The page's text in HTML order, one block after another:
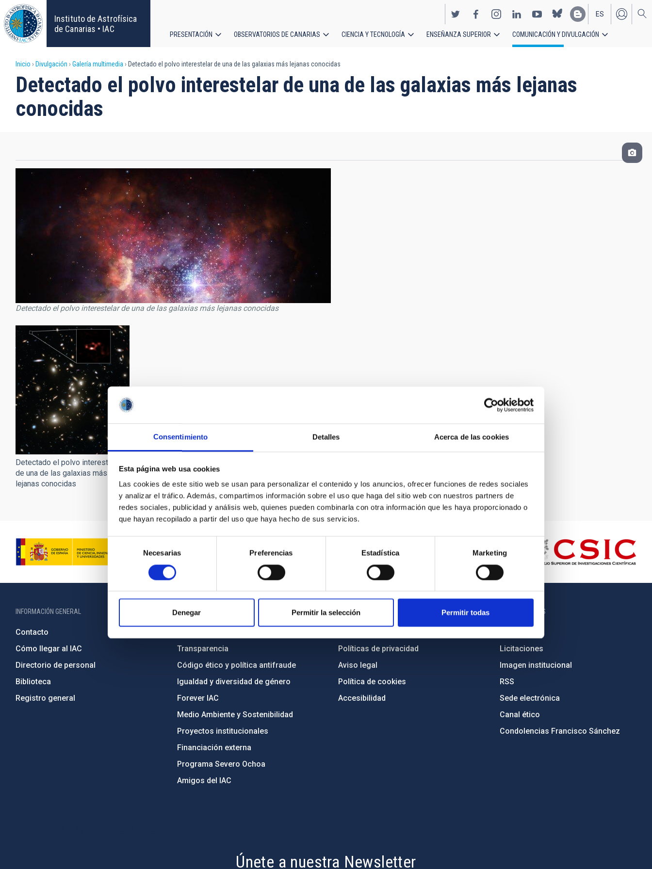
Consentimiento Detalles Acerca de las cookies
Esta página web usa cookies
Las cookies de este sitio web se usan para personalizar el contenido y los anuncios, ofrecer funciones de redes sociales
y analizar el tráfico. Además, compartimos información sobre el uso que haga del sitio web con nuestros partners de
redes sociales, publicidad y análisis web, quienes pueden combinarla con otra información que les haya proporcionado o
que hayan recopilado a partir del uso que haya hecho de sus servicios.
Selección
de
consentimiento
Necesarias Preferencias Estadística Marketing
Denegar Permitir la selección Permitir todas
Pasar
al
contenido
principal
Instituto de Astrofísica
de Canarias • IAC
EN
ES
principal
PRESENTACIÓN OBSERVATORIOS DE CANARIAS CIENCIA Y TECNOLOGÍA ENSEÑANZA SUPERIOR COMUNICACIÓN Y DIVULGACIÓN
Sobrescribir
enlaces
de
a
navegación
Inicio Divulgación Galería multimedia Detectado el polvo interestelar de una de las galaxias más lejanas conocidas
Detectado el polvo interestelar de una de las galaxias más lejanas
conocidas
Detectado el polvo interestelar de una de las galaxias más lejanas conocidas
Detectado el polvo interestelar
de una de las galaxias más
lejanas conocidas
INFORMACIÓN GENERAL
Contacto
Cómo llegar al IAC
Directorio de personal
Biblioteca
Registro general
INFORMACIÓN INSTITUCIONAL
Transparencia
Código ético y política antifraude
Igualdad y diversidad de género
Forever IAC
Medio Ambiente y Sostenibilidad
Proyectos institucionales
Financiación externa
Programa Severo Ochoa
Amigos del IAC
PORTAL DEL IAC
Políticas de privacidad
Aviso legal
Política de cookies
Accesibilidad
OTROS ENLACES
Licitaciones
Imagen institucional
RSS
Sede electrónica
Canal ético
Condolencias Francisco Sánchez
Únete a nuestra Newsletter